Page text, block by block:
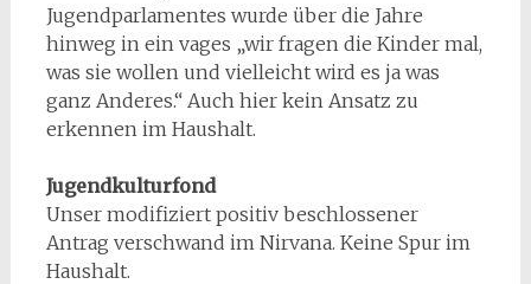
Jugendparlamentes wurde über die Jahre
hinweg in ein vages „wir fragen die Kinder mal,
was sie wollen und vielleicht wird es ja was
ganz Anderes.“ Auch hier kein Ansatz zu
erkennen im Haushalt.
Jugendkulturfond
Unser modifiziert positiv beschlossener
Antrag verschwand im Nirvana. Keine Spur im
Haushalt.